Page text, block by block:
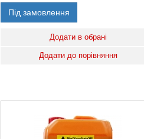
Під замовлення
Додати в обрані
Додати до порівняння